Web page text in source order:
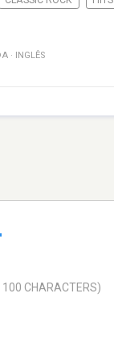
· INGLÊS